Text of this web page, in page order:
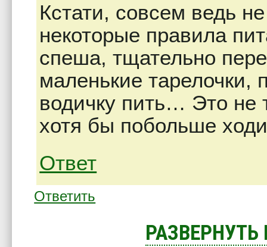
Кстати, совсем ведь
некоторые правила
спеша, тщательно
маленькие тарелочки,
водичку пить… Это не
хотя бы побольше
Ответ
Ответить